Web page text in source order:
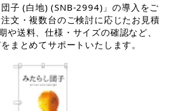
団子 (白地) (SNB-2994)」の導入をご
文・複数台のご検討に応じたお見積
や送料、仕様・サイズの確認など、
まとめてサポートいたします。